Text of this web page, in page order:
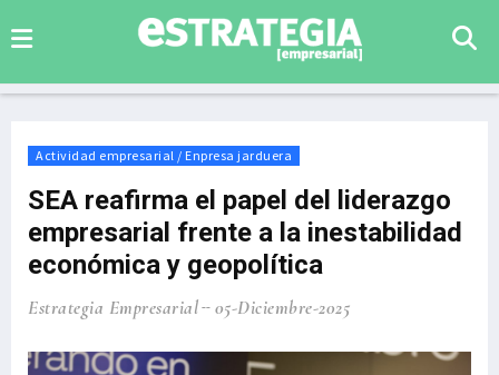
Actividad empresarial / Enpresa jarduera
SEA reafirma el papel del liderazgo
empresarial frente a la inestabilidad
económica y geopolítica
Estrategia Empresarial 05-Diciembre-2025